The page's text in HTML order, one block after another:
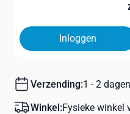
Inloggen
Verzending:1 - 2 dagen
Winkel:Fysieke winkel